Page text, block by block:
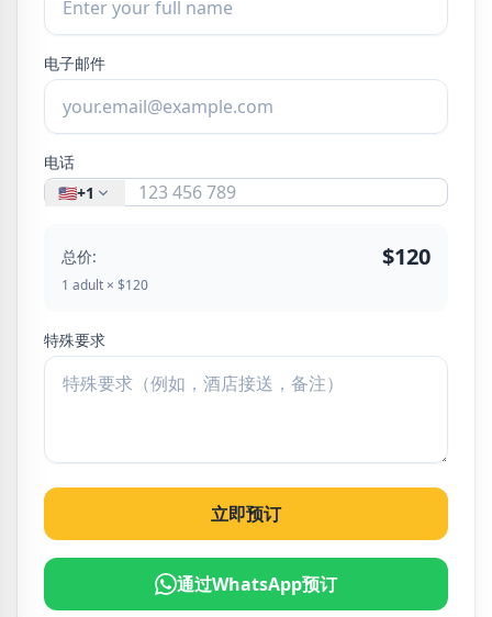
电子邮件
电话
🇺🇸+1
总价: $120
1 adult × $120
特殊要求
立即预订
通过WhatsApp预订